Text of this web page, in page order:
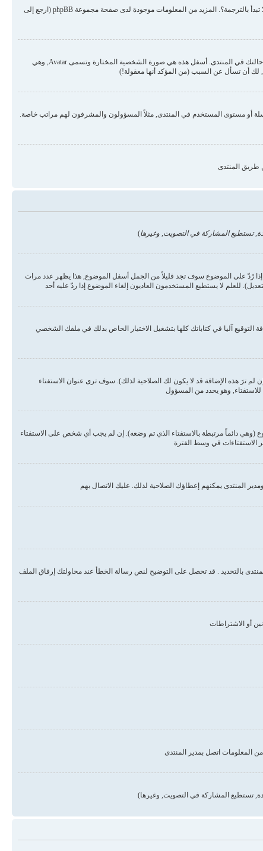
هناك احتمال أن المسؤول لم يضع لغتك من ضمن اللغات المنصبة أو لم يقم أحد بترجمة المنتدى للغتك. حاول الطلب من المسؤول أن ينصب لغتك في المنتدى, إن لم تكن موجودة لم لا تبدأ بالترجمة؟. المزيد من المعلومات موجودة لدى صفحة مجموعة phpBB (ارجع إلى
قد تكون هناك صورتان أسفل اسم المستخدم في المواضيع والردود. الأولى هي درجة المستخدم أو الرتبة, عادة ما تكون على شكل نجوم أو نقاط وتمثل عدد المشاركات في المنتدى أو حالتك في المنتدى. أسفل هذه هي صورة الشخصية المختارة وتسمى Avatar, وهي
لك أن تسأل عن السبب (من المؤكد أنها معقولة!)
أو مستوى المستخدم في المنتدى, مثلاً المسؤولون والمشرفون لهم مراتب خاصة.
طريق المنتدى
تستطيع المشاركة في التصويت, وغيرها)
رُدّ على الموضوع سوف تجد قليلاً من الجمل أسفل الموضوع, هذا يظهر عدد مرات
للعلم لا يستطيع المستخدمون العاديون إلغاء الموضوع إذا ردّ عليه أحد
آليا في كتاباتك كلها بتشغيل الاختيار الخاص بذلك في ملفك الشخصي
ترَ هذه الإضافة قد لا يكون لك الصلاحية لذلك). سوف ترى عنوان الاستفتاء
للاستفتاء, وهو يحدد من المسؤول
(وهي دائماً مرتبطة بالاستفتاء الذي تم وضعه). إن لم يجب أي شخص على الاستفتاء
الاستفتاءات في وسط الفترة
المنتدى يمكنهم إعطاؤك الصلاحية لذلك. عليك الاتصال بهم
بالتحديد . قد تحصل على التوضيح لنص رسالة الخطأ عند محاولتك إرفاق الملف
المعلومات اتصل بمدير المنتدى
تستطيع المشاركة في التصويت, وغيرها)